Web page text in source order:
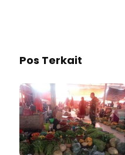
Pos Terkait